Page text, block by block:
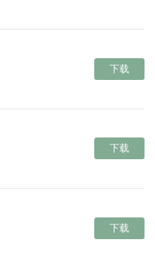
下载
下载
下载